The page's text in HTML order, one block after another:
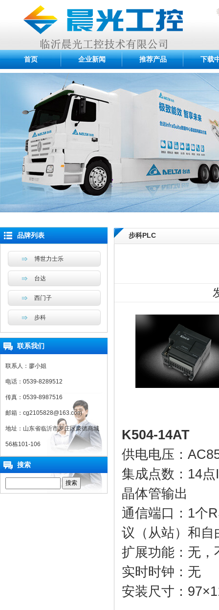
首页 企业新闻 推荐产品 下载
步科PLC
K504-14AT
供电电压：
集成点数：14
晶体管输出
通信端口：1个
议（从站）和自
扩展功能：无，
实时时钟：无
安装尺寸：
品牌列表
博世力士乐
台达
西门子
步科
联系我们
联系人：廖小姐
电话：0539-8289512
传真：0539-8987516
邮箱：cg2105828@163.com
地址：山东省临沂市罗庄区豪德商城
56栋101-106
搜索